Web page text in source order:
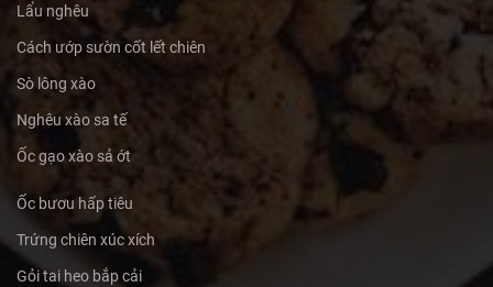
Lẩu nghêu
Cách ướp sườn cốt lết chiên
Sò lông xào
Nghêu xào sa tế
Ốc gạo xào sả ớt
Ốc bươu hấp tiêu
Trứng chiên xúc xích
Gỏi tai heo bắp cải